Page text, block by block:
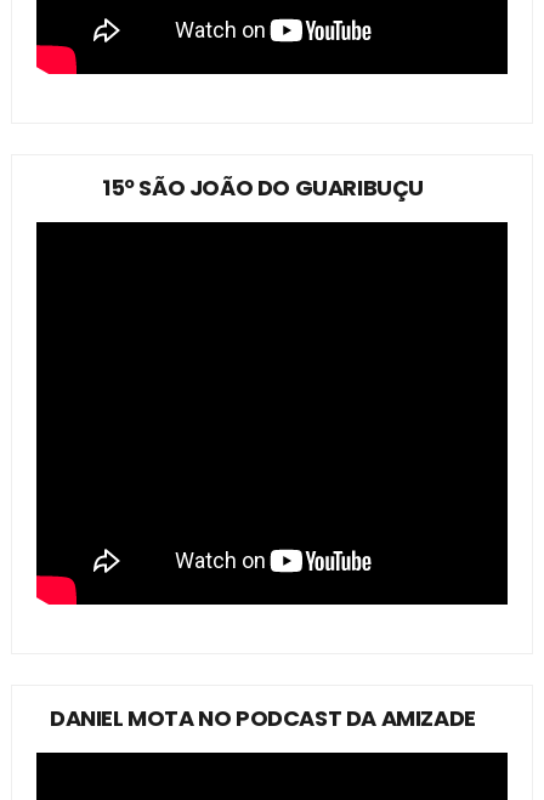
15º SÃO JOÃO DO GUARIBUÇU
DANIEL MOTA NO PODCAST DA AMIZADE